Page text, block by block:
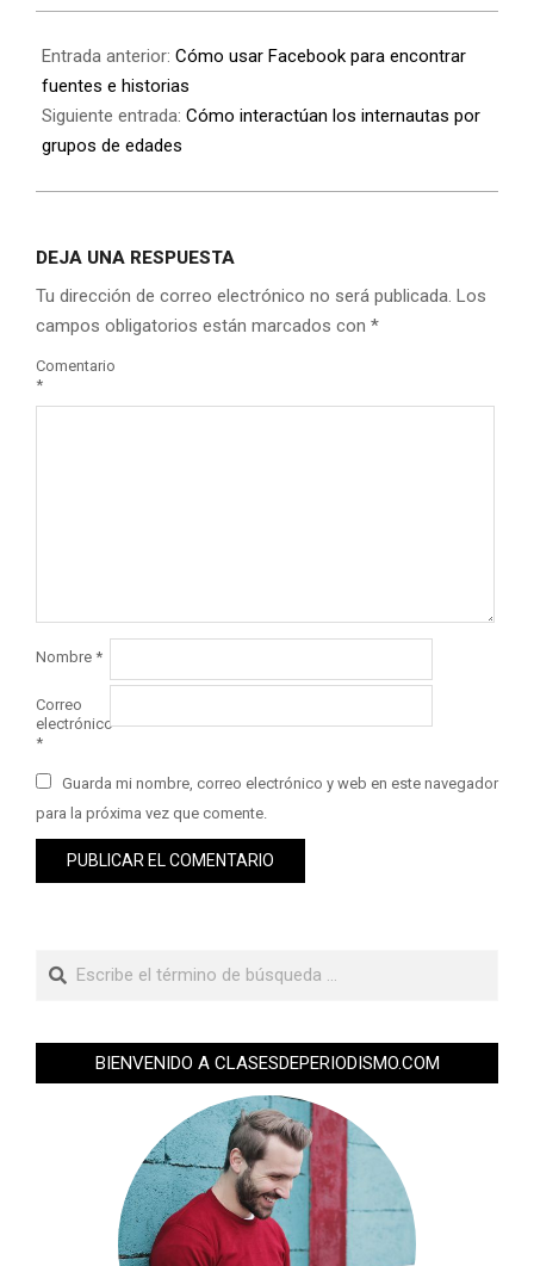
Entrada anterior: Cómo usar Facebook para encontrar
fuentes e historias
Siguiente entrada: Cómo interactúan los internautas por
grupos de edades
DEJA UNA RESPUESTA
Tu dirección de correo electrónico no será publicada. Los
campos obligatorios están marcados con *
Comentario
*
Nombre *
Correo
electrónico
*
Guarda mi nombre, correo electrónico y web en este navegador
para la próxima vez que comente.
BIENVENIDO A CLASESDEPERIODISMO.COM